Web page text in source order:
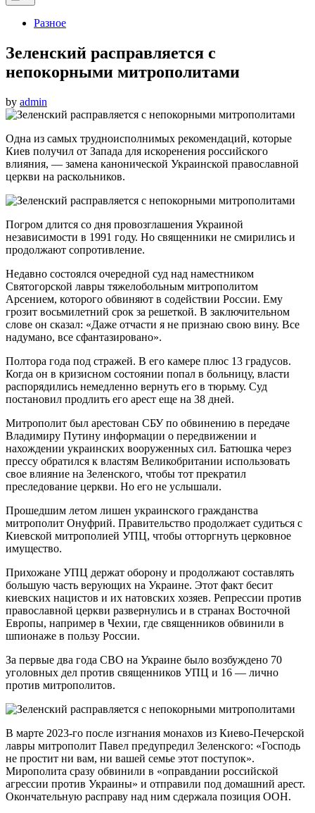
PostedРазное
Зеленский расправляется с
непокорными митрополитами
by admin
Одна из самых трудноисполнимых рекомендаций, которые
Киев получил от Запада для искоренения российского
влияния, — замена канонической Украинской православной
церкви на раскольников.
Погром длится со дня провозглашения Украиной
независимости в 1991 году. Но священники не смирились и
продолжают сопротивление.
Недавно состоялся очередной суд над наместником
Святогорской лавры тяжелобольным митрополитом
Арсением, которого обвиняют в содействии России. Ему
грозит восьмилетний срок за решеткой. В заключительном
слове он сказал: «Даже отчасти я не признаю свою вину. Все
надумано, все сфантазировано».
Полтора года под стражей. В его камере плюс 13 градусов.
Когда он в кризисном состоянии попал в больницу, власти
распорядились немедленно вернуть его в тюрьму. Суд
постановил продлить его арест еще на 38 дней.
Митрополит был арестован СБУ по обвинению в передаче
Владимиру Путину информации о передвижении и
нахождении украинских вооруженных сил. Батюшка через
прессу обратился к властям Великобритании использовать
свое влияние на Зеленского, чтобы тот прекратил
преследование церкви. Но его не услышали.
Прошедшим летом лишен украинского гражданства
митрополит Онуфрий. Правительство продолжает судиться с
Киевской митрополией УПЦ, чтобы отторг­нуть церковное
имущество.
Прихожане УПЦ держат оборону и продолжают составлять
большую часть верующих на Украине. Этот факт бесит
киевских нацистов и их натовских хозяев. Репрессии против
православной церкви развернулись и в странах Восточной
Европы, например в Чехии, где священников обвинили в
шпионаже в пользу России.
За первые два года СВО на Украине было возбуждено 70
уголовных дел против священников УПЦ и 16 — лично
против митрополитов.
В марте 2023-го после изгнания монахов из Киево-Печерской
лавры митрополит Павел предупредил Зеленского: «Господь
не простит ни вам, ни вашей семье этот поступок».
Мирополита сразу обвинили в «оправдании российской
агрессии против Украины» и отправили под домашний арест.
Окончательную расправу над ним сдержала позиция ООН.